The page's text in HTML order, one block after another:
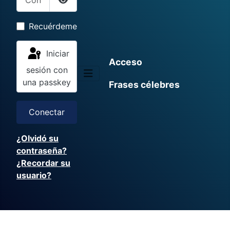
Mostrar contraseña
Recuérdeme
sesión con
una passkey
Conectar
¿Olvidó su
contraseña?
¿Recordar su
usuario?
Acceso
Frases célebres